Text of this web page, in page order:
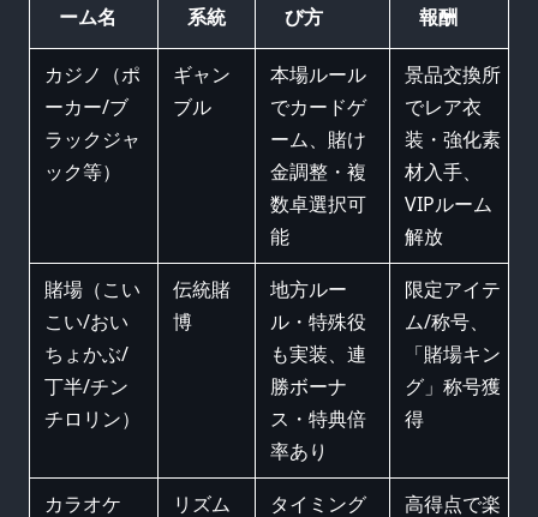
ーム名
系統
び方
報酬
カジノ（ポ
ーカー/ブ
ラックジャ
ック等）
ギャン
ブル
本場ルール
でカードゲ
ーム、賭け
金調整・複
数卓選択可
能
景品交換所
でレア衣
装・強化素
材入手、
VIPルーム
解放
賭場（こい
こい/おい
ちょかぶ/
丁半/チン
チロリン）
伝統賭
博
地方ルー
ル・特殊役
も実装、連
勝ボーナ
ス・特典倍
率あり
限定アイテ
ム/称号、
「賭場キン
グ」称号獲
得
カラオケ
リズム
タイミング
高得点で楽